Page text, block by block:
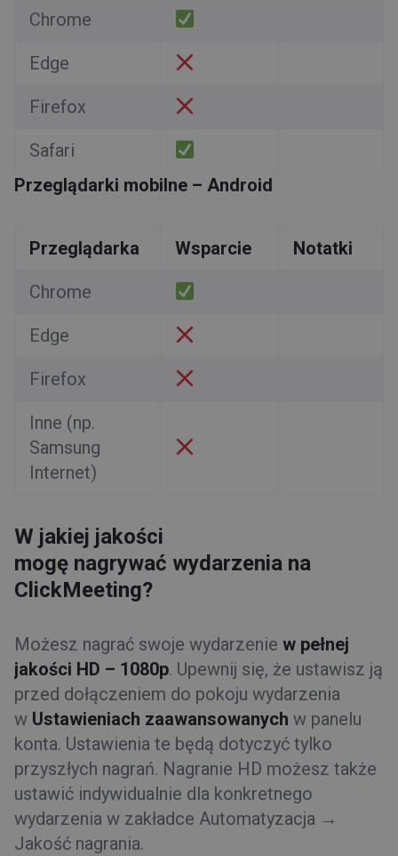
Chrome
Edge
Firefox
Safari
Przeglądarki mobilne – Android
Przeglądarka Wsparcie Notatki
Chrome
Edge
Firefox
Inne (np.
Samsung
Internet)
W jakiej jakości
mogę nagrywać wydarzenia na
ClickMeeting?
Możesz nagrać swoje wydarzenie w pełnej
jakości HD – 1080p. Upewnij się, że ustawisz ją
przed dołączeniem do pokoju wydarzenia
w Ustawieniach zaawansowanych w panelu
konta. Ustawienia te będą dotyczyć tylko
przyszłych nagrań. Nagranie HD możesz także
ustawić indywidualnie dla konkretnego
wydarzenia w zakładce Automatyzacja →
Jakość nagrania.